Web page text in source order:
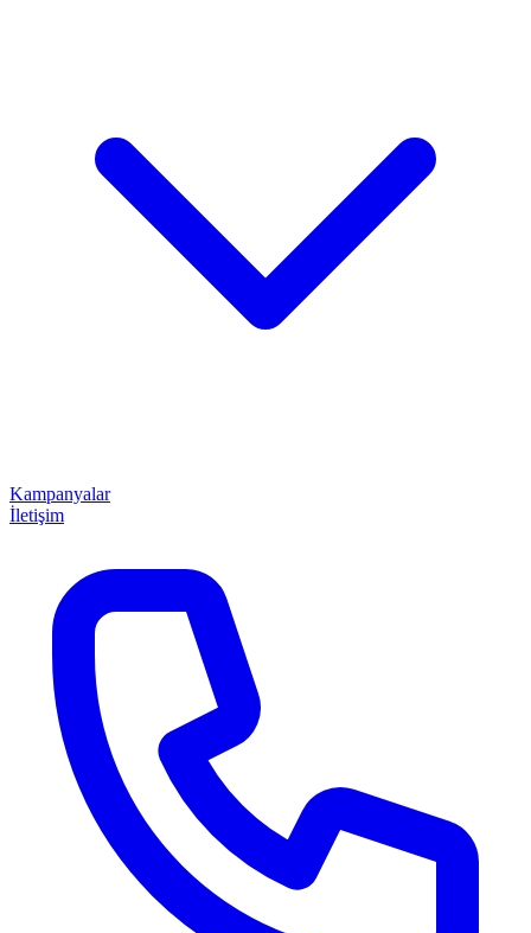
Kampanyalar
İletişim